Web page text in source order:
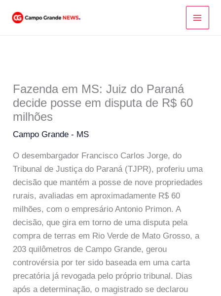
para
Fazenda em MS: Juiz do Paraná
decide posse em disputa de R$ 60
milhões
Campo Grande - MS
O desembargador Francisco Carlos Jorge, do
Tribunal de Justiça do Paraná (TJPR), proferiu uma
decisão que mantém a posse de nove propriedades
rurais, avaliadas em aproximadamente R$ 60
milhões, com o empresário Antonio Primon. A
decisão, que gira em torno de uma disputa pela
compra de terras em Rio Verde de Mato Grosso, a
203 quilômetros de Campo Grande, gerou
controvérsia por ter sido baseada em uma carta
precatória já revogada pelo próprio tribunal. Dias
após a determinação, o magistrado se declarou